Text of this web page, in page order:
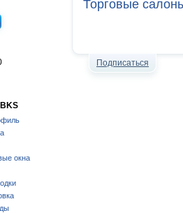
окна
Торговые
Подписаться